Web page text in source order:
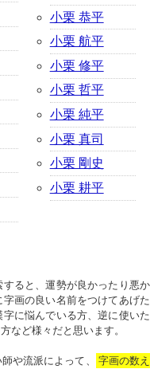
小栗 恭平
小栗 航平
小栗 修平
小栗 哲平
小栗 純平
小栗 真司
小栗 剛史
小栗 耕平
ると、運勢が良かったり悪か
画の良い名前をつけてあげた
に悩んでいる方、逆に使いた
など様々だと思います。
や流派によって、
字画の数え